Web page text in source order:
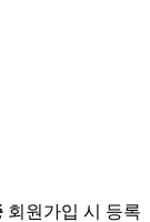
회원가입 시 등록